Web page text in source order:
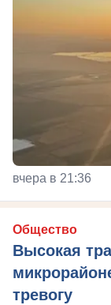
вчера в 21:36
Общество
Высокая
тревогу